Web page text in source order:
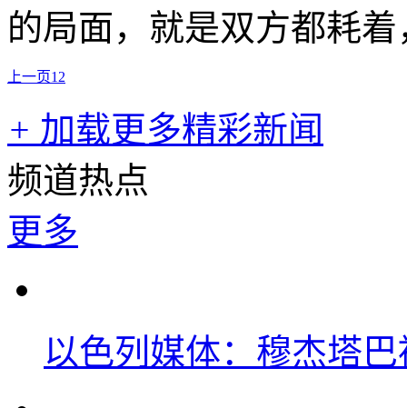
的局面，就是双方都耗
上一页1 2
+ 加载更多精彩新闻
频道热点
更多
以色列媒体：穆杰塔